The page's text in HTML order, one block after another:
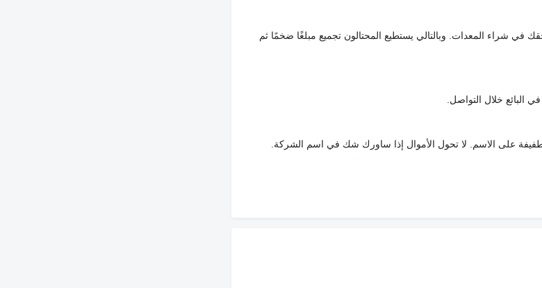
في شراء المعدات. وبالتالي يستطيع المحتالون تجميع مبلغًا ضخمًا ثم
البائع خلال التواصل.
على الاسم. لا تحول الأموال إذا ساورك شك في اسم الشركة.